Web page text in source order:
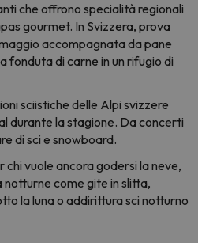
che offrono specialità regionali
gourmet. In Svizzera, prova
accompagnata da pane
fonduta di carne in un rifugio di
sciistiche delle Alpi svizzere
durante la stagione. Da concerti
di sci e snowboard.
chi vuole ancora godersi la neve,
come gite in slitta,
la luna o addirittura sci notturno